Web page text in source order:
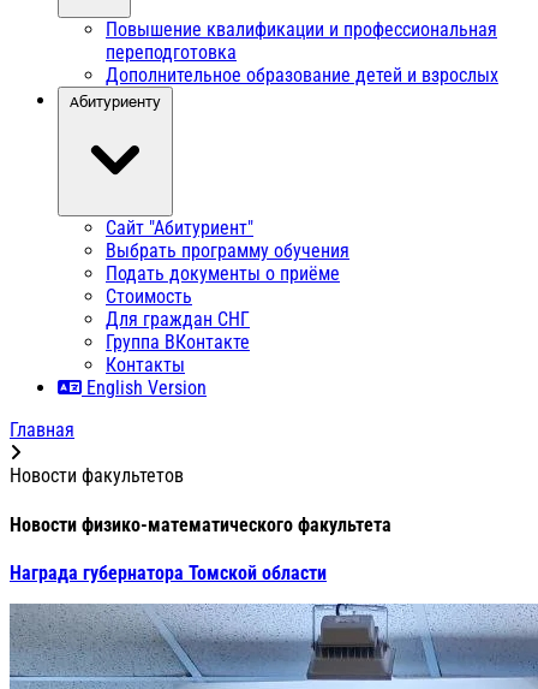
Повышение квалификации и профессиональная
переподготовка
Дополнительное образование детей и взрослых
Абитуриенту
Сайт "Абитуриент"
Выбрать программу обучения
Подать документы о приёме
Стоимость
Для граждан СНГ
Группа ВКонтакте
Контакты
English Version
Главная
Новости факультетов
Новости физико-математического факультета
Награда губернатора Томской области